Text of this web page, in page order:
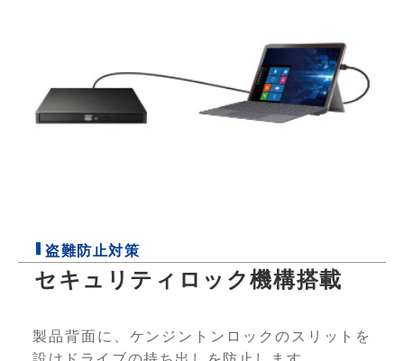
盗難防止対策
セキュリティロック機構搭載
製品背面に、ケンジントンロックのスリットを